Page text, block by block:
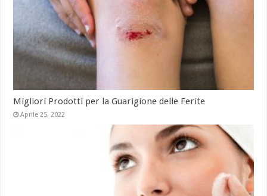
Migliori Prodotti per la Guarigione delle Ferite
Aprile 25, 2022